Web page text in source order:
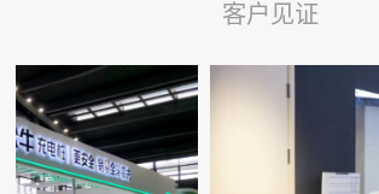
客户见证